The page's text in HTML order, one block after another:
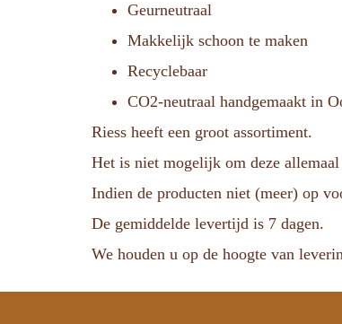
Geurneutraal
Makkelijk schoon te maken
Recyclebaar
CO2-neutraal handgemaakt in
Riess heeft een groot assortiment.
Het is niet mogelijk om deze
Indien de producten niet (meer) op
De gemiddelde levertijd is 7 dagen.
We houden u op de hoogte van